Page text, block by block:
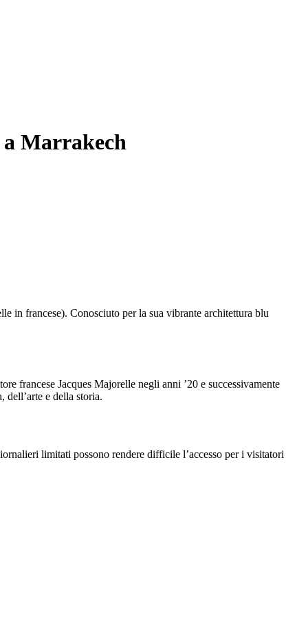
Marrakech
in francese). Conosciuto per la sua vibrante architettura blu
francese Jacques Majorelle negli anni ’20 e successivamente
e della storia.
limitati possono rendere difficile l’accesso per i visitatori